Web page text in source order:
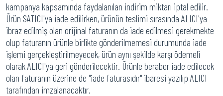
kampanya kapsamında faydalanılan indirim miktarı iptal edilir.
Ürün SATICI'ya iade edilirken, ürünün teslimi sırasında ALICI'ya
ibraz edilmiş olan orijinal faturanın da iade edilmesi gerekmekte
olup faturanın ürünle birlikte gönderilmemesi durumunda iade
işlemi gerçekleştirilmeyecek, ürün aynı şekilde karşı ödemeli
olarak ALICI'ya geri gönderilecektir. Ürünle beraber iade edilecek
olan faturanın üzerine de "iade faturasıdır" ibaresi yazılıp ALICI
tarafından imzalanacaktır.